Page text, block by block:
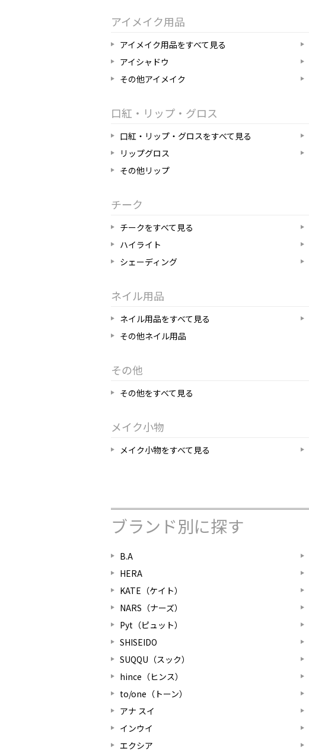
アイメイク用品
アイメイク用品をすべて見る
アイシャドウ
その他アイメイク
口紅・リップ・グロス
口紅・リップ・グロスをすべて見る
リップグロス
その他リップ
チーク
チークをすべて見る
ハイライト
シェーディング
ネイル用品
ネイル用品をすべて見る
その他ネイル用品
その他
その他をすべて見る
メイク小物
メイク小物をすべて見る
ブランド別に探す
B.A
HERA
KATE（ケイト）
NARS（ナーズ）
Pyt（ピュット）
SHISEIDO
SUQQU（スック）
hince（ヒンス）
to/one（トーン）
アナ スイ
インウイ
エクシア